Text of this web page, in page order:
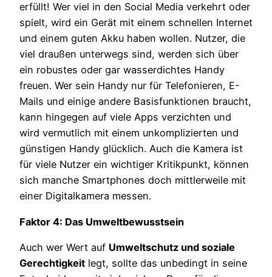
erfüllt! Wer viel in den Social Media verkehrt oder
spielt, wird ein Gerät mit einem schnellen Internet
und einem guten Akku haben wollen. Nutzer, die
viel draußen unterwegs sind, werden sich über
ein robustes oder gar wasserdichtes Handy
freuen. Wer sein Handy nur für Telefonieren, E-
Mails und einige andere Basisfunktionen braucht,
kann hingegen auf viele Apps verzichten und
wird vermutlich mit einem unkomplizierten und
günstigen Handy glücklich. Auch die Kamera ist
für viele Nutzer ein wichtiger Kritikpunkt, können
sich manche Smartphones doch mittlerweile mit
einer Digitalkamera messen.
Faktor 4: Das Umweltbewusstsein
Auch wer Wert auf Umweltschutz und soziale
Gerechtigkeit legt, sollte das unbedingt in seine